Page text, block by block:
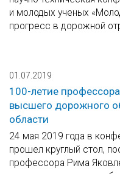
и молодых ученых
прогресс в дорожной
01.07.2019
100-летие
высшего дорожного
области
24 мая 2019 года в
прошел круглый стол,
профессора Рима